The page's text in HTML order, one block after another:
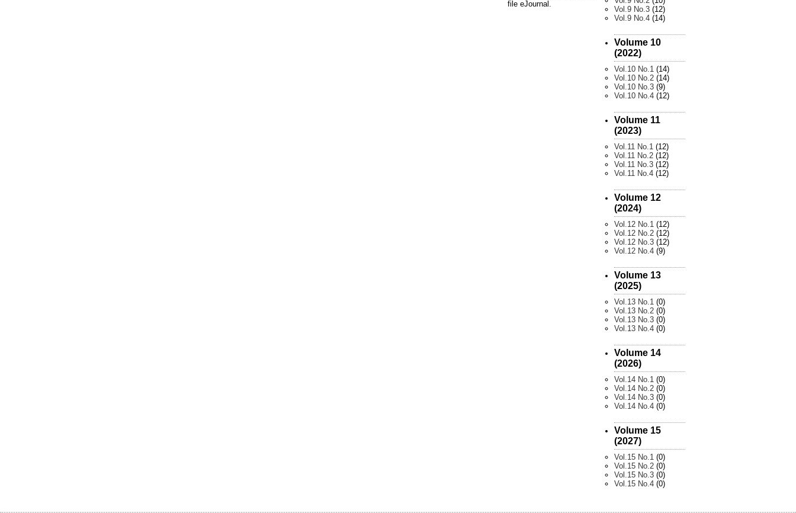
file eJournal.
Vol.9 No.3 (12)
Vol.9 No.4 (14)
Volume 10
(2022)
Vol.10 No.1 (14)
Vol.10 No.2 (14)
Vol.10 No.3 (9)
Vol.10 No.4 (12)
Volume 11
(2023)
Vol.11 No.1 (12)
Vol.11 No.2 (12)
Vol.11 No.3 (12)
Vol.11 No.4 (12)
Volume 12
(2024)
Vol.12 No.1 (12)
Vol.12 No.2 (12)
Vol.12 No.3 (12)
Vol.12 No.4 (9)
Volume 13
(2025)
Vol.13 No.1 (0)
Vol.13 No.2 (0)
Vol.13 No.3 (0)
Vol.13 No.4 (0)
Volume 14
(2026)
Vol.14 No.1 (0)
Vol.14 No.2 (0)
Vol.14 No.3 (0)
Vol.14 No.4 (0)
Volume 15
(2027)
Vol.15 No.1 (0)
Vol.15 No.2 (0)
Vol.15 No.3 (0)
Vol.15 No.4 (0)